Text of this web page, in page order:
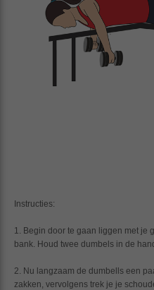
Instructies:
1. Begin door te gaan liggen met je
bank. Houd twee dumbels in de
2. Nu langzaam de dumbells een
zakken, vervolgens trek je je